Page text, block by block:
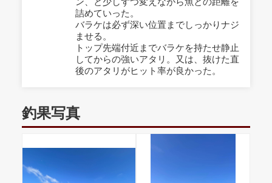
詰めていった。
バラケは必ず深い位置までしっかりナジ
ませる。
トップ先端付近までバラケを持たせ静止
してからの強いアタリ。又は、抜けた直
後のアタリがヒット率が良かった。
釣果写真